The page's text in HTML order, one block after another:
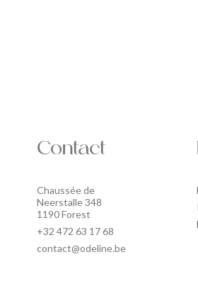
Contact
Chaussée de
Neerstalle 348
1190 Forest
+32 472 63 17 68
contact@odeline.be